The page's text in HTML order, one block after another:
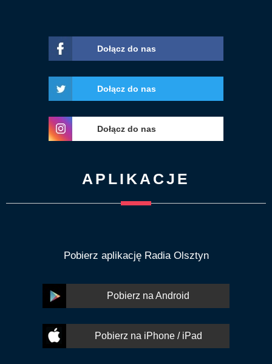
Dołącz do nas
Dołącz do nas
Dołącz do nas
APLIKACJE
Pobierz aplikację Radia Olsztyn
Pobierz na Android
Pobierz na iPhone / iPad